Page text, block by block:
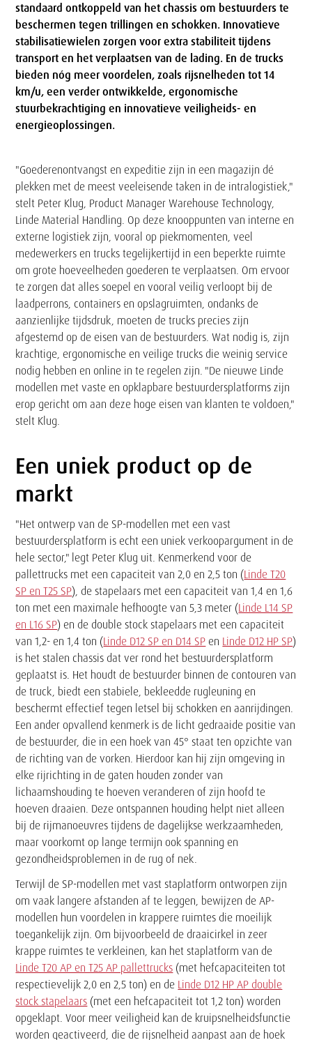
standaard ontkoppeld van het chassis om bestuurders te
beschermen tegen trillingen en schokken. Innovatieve
stabilisatiewielen zorgen voor extra stabiliteit tijdens
transport en het verplaatsen van de lading. En de trucks
bieden nóg meer voordelen, zoals rijsnelheden tot 14
km/u, een verder ontwikkelde, ergonomische
stuurbekrachtiging en innovatieve veiligheids- en
energieoplossingen.
Tekst
"Goederenontvangst en expeditie zijn in een magazijn dé
plekken met de meest veeleisende taken in de intralogistiek,"
stelt Peter Klug, Product Manager Warehouse Technology,
Linde Material Handling. Op deze knooppunten van interne en
externe logistiek zijn, vooral op piekmomenten, veel
medewerkers en trucks tegelijkertijd in een beperkte ruimte
om grote hoeveelheden goederen te verplaatsen. Om ervoor
te zorgen dat alles soepel en vooral veilig verloopt bij de
laadperrons, containers en opslagruimten, ondanks de
aanzienlijke tijdsdruk, moeten de trucks precies zijn
afgestemd op de eisen van de bestuurders. Wat nodig is, zijn
krachtige, ergonomische en veilige trucks die weinig service
nodig hebben en online in te regelen zijn. "De nieuwe Linde
modellen met vaste en opklapbare bestuurdersplatforms zijn
erop gericht om aan deze hoge eisen van klanten te voldoen,"
stelt Klug.
Een uniek product op de
markt
"Het ontwerp van de SP-modellen met een vast
bestuurdersplatform is echt een uniek verkoopargument in de
hele sector," legt Peter Klug uit. Kenmerkend voor de
pallettrucks met een capaciteit van 2,0 en 2,5 ton (Linde T20
SP en T25 SP), de stapelaars met een capaciteit van 1,4 en 1,6
ton met een maximale hefhoogte van 5,3 meter (Linde L14 SP
en L16 SP) en de double stock stapelaars met een capaciteit
van 1,2- en 1,4 ton (Linde D12 SP en D14 SP en Linde D12 HP SP)
is het stalen chassis dat ver rond het bestuurdersplatform
geplaatst is. Het houdt de bestuurder binnen de contouren van
de truck, biedt een stabiele, bekleedde rugleuning en
beschermt effectief tegen letsel bij schokken en aanrijdingen.
Een ander opvallend kenmerk is de licht gedraaide positie van
de bestuurder, die in een hoek van 45° staat ten opzichte van
de richting van de vorken. Hierdoor kan hij zijn omgeving in
elke rijrichting in de gaten houden zonder van
lichaamshouding te hoeven veranderen of zijn hoofd te
hoeven draaien. Deze ontspannen houding helpt niet alleen
bij de rijmanoeuvres tijdens de dagelijkse werkzaamheden,
maar voorkomt op lange termijn ook spanning en
gezondheidsproblemen in de rug of nek.
Terwijl de SP-modellen met vast staplatform ontworpen zijn
om vaak langere afstanden af te leggen, bewijzen de AP-
modellen hun voordelen in krappere ruimtes die moeilijk
toegankelijk zijn. Om bijvoorbeeld de draaicirkel in zeer
krappe ruimtes te verkleinen, kan het staplatform van de
Linde T20 AP en T25 AP pallettrucks (met hefcapaciteiten tot
respectievelijk 2,0 en 2,5 ton) en de Linde D12 HP AP double
stock stapelaars (met een hefcapaciteit tot 1,2 ton) worden
opgeklapt. Voor meer veiligheid kan de kruipsnelheidsfunctie
worden geactiveerd, die de rijsnelheid aanpast aan de hoek